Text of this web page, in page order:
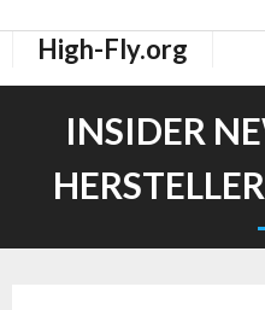
High-Fly.org
High-Fly Legal Highs
INSIDER